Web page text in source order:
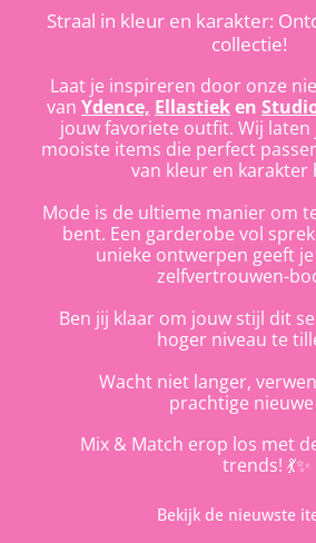
Straal in kleur en karakter:
collectie!
Laat je inspireren door onze
van Ydence, Ellastieken
jouw favoriete outfit. Wij laten
mooiste items die perfect
van kleur en karakter
Mode is de ultieme manier om
bent. Een garderobe vol
unieke ontwerpen geeft
zelfvertrouwen-
Ben jij klaar om jouw stijl dit
hoger niveau te
Wacht niet langer,
prachtige
Mix & Match erop los met
trends! 💃✨
Bekijk de nieuwste